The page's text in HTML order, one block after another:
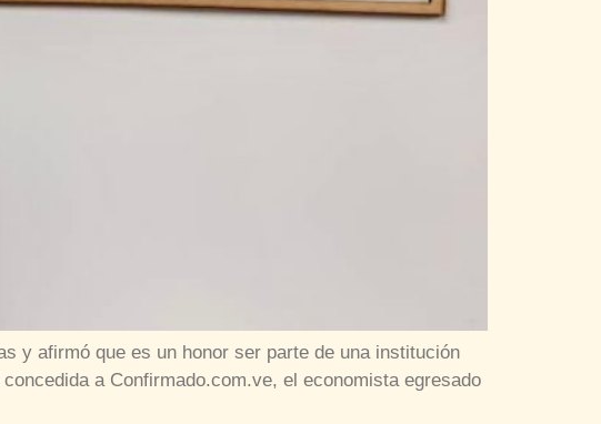
y afirmó que es un honor ser parte de una institución
a Confirmado.com.ve, el economista egresado